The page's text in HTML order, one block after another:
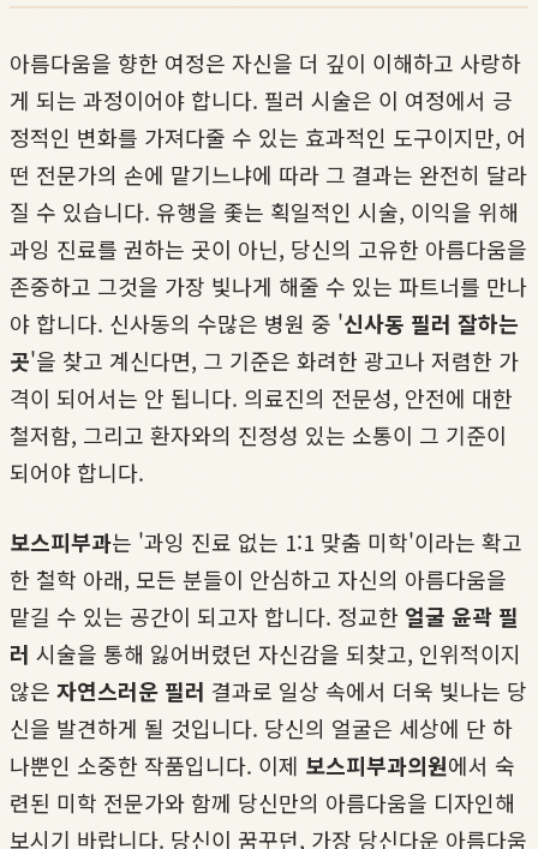
아름다움을 향한 여정은 자신을 더 깊이 이해하고 사랑하
게 되는 과정이어야 합니다. 필러 시술은 이 여정에서 긍
정적인 변화를 가져다줄 수 있는 효과적인 도구이지만, 어
떤 전문가의 손에 맡기느냐에 따라 그 결과는 완전히 달라
질 수 있습니다. 유행을 좇는 획일적인 시술, 이익을 위해
과잉 진료를 권하는 곳이 아닌, 당신의 고유한 아름다움을
존중하고 그것을 가장 빛나게 해줄 수 있는 파트너를 만나
야 합니다. 신사동의 수많은 병원 중 '신사동 필러 잘하는
곳'을 찾고 계신다면, 그 기준은 화려한 광고나 저렴한 가
격이 되어서는 안 됩니다. 의료진의 전문성, 안전에 대한
철저함, 그리고 환자와의 진정성 있는 소통이 그 기준이
되어야 합니다.
보스피부과는 '과잉 진료 없는 1:1 맞춤 미학'이라는 확고
한 철학 아래, 모든 분들이 안심하고 자신의 아름다움을
맡길 수 있는 공간이 되고자 합니다. 정교한 얼굴 윤곽 필
러 시술을 통해 잃어버렸던 자신감을 되찾고, 인위적이지
않은 자연스러운 필러 결과로 일상 속에서 더욱 빛나는 당
신을 발견하게 될 것입니다. 당신의 얼굴은 세상에 단 하
나뿐인 소중한 작품입니다. 이제 보스피부과의원에서 숙
련된 미학 전문가와 함께 당신만의 아름다움을 디자인해
보시기 바랍니다. 당신이 꿈꾸던, 가장 당신다운 아름다움